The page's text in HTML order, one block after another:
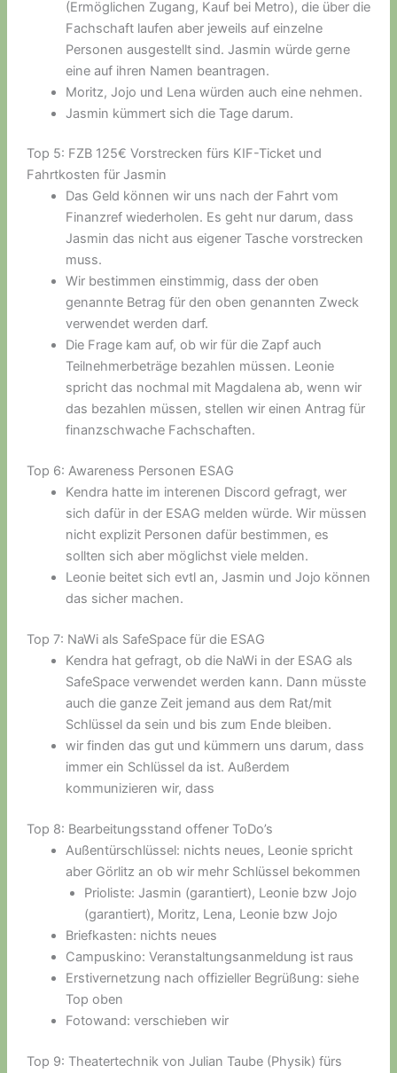
(Ermöglichen Zugang, Kauf bei Metro), die über die
Fachschaft laufen aber jeweils auf einzelne
Personen ausgestellt sind. Jasmin würde gerne
eine auf ihren Namen beantragen.
Moritz, Jojo und Lena würden auch eine nehmen.
Jasmin kümmert sich die Tage darum.
Top 5: FZB 125€ Vorstrecken fürs KIF-Ticket und
Fahrtkosten für Jasmin
Das Geld können wir uns nach der Fahrt vom
Finanzref wiederholen. Es geht nur darum, dass
Jasmin das nicht aus eigener Tasche vorstrecken
muss.
Wir bestimmen einstimmig, dass der oben
genannte Betrag für den oben genannten Zweck
verwendet werden darf.
Die Frage kam auf, ob wir für die Zapf auch
Teilnehmerbeträge bezahlen müssen. Leonie
spricht das nochmal mit Magdalena ab, wenn wir
das bezahlen müssen, stellen wir einen Antrag für
finanzschwache Fachschaften.
Top 6: Awareness Personen ESAG
Kendra hatte im interenen Discord gefragt, wer
sich dafür in der ESAG melden würde. Wir müssen
nicht explizit Personen dafür bestimmen, es
sollten sich aber möglichst viele melden.
Leonie beitet sich evtl an, Jasmin und Jojo können
das sicher machen.
Top 7: NaWi als SafeSpace für die ESAG
Kendra hat gefragt, ob die NaWi in der ESAG als
SafeSpace verwendet werden kann. Dann müsste
auch die ganze Zeit jemand aus dem Rat/mit
Schlüssel da sein und bis zum Ende bleiben.
wir finden das gut und kümmern uns darum, dass
immer ein Schlüssel da ist. Außerdem
kommunizieren wir, dass
Top 8: Bearbeitungsstand offener ToDo’s
Außentürschlüssel: nichts neues, Leonie spricht
aber Görlitz an ob wir mehr Schlüssel bekommen
Prioliste: Jasmin (garantiert), Leonie bzw Jojo
(garantiert), Moritz, Lena, Leonie bzw Jojo
Briefkasten: nichts neues
Campuskino: Veranstaltungsanmeldung ist raus
Erstivernetzung nach offizieller Begrüßung: siehe
Top oben
Fotowand: verschieben wir
Top 9: Theatertechnik von Julian Taube (Physik) fürs